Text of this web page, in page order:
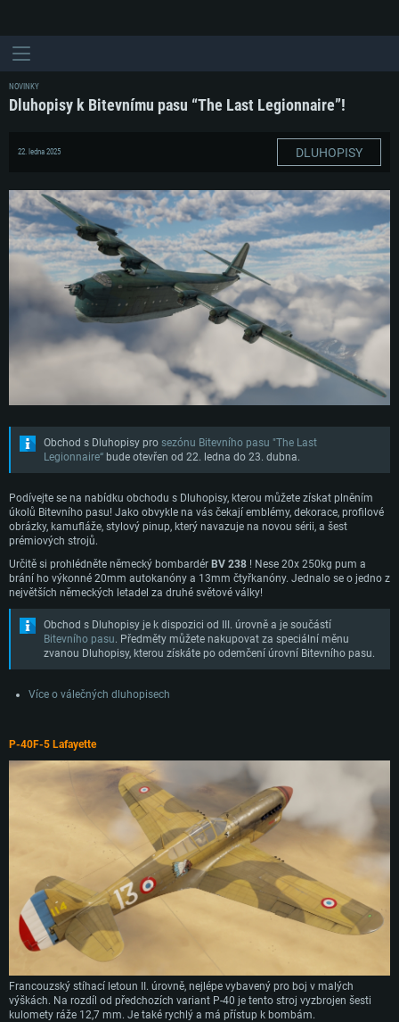
NOVINKY
Dluhopisy k Bitevnímu pasu “The Last Legionnaire”!
22. ledna 2025 DLUHOPISY
Obchod s Dluhopisy pro sezónu Bitevního pasu "The Last
Legionnaire“ bude otevřen od 22. ledna do 23. dubna.
Podívejte se na nabídku obchodu s Dluhopisy, kterou můžete získat plněním
úkolů Bitevního pasu! Jako obvykle na vás čekají emblémy, dekorace, profilové
obrázky, kamufláže, stylový pinup, který navazuje na novou sérii, a šest
prémiových strojů.
Určitě si prohlédněte německý bombardér BV 238 ! Nese 20x 250kg pum a
brání ho výkonné 20mm autokanóny a 13mm čtyřkanóny. Jednalo se o jedno z
největších německých letadel za druhé světové války!
Obchod s Dluhopisy je k dispozici od III. úrovně a je součástí
Bitevního pasu. Předměty můžete nakupovat za speciální měnu
zvanou Dluhopisy, kterou získáte po odemčení úrovní Bitevního pasu.
Více o válečných dluhopisech
P-40F-5 Lafayette
Francouzský stíhací letoun II. úrovně, nejlépe vybavený pro boj v malých
výškách. Na rozdíl od předchozích variant P-40 je tento stroj vyzbrojen šesti
kulomety ráže 12,7 mm. Je také rychlý a má přístup k bombám.